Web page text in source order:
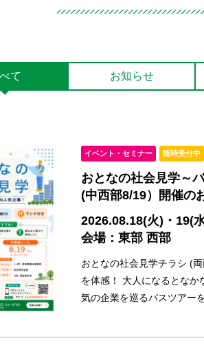
て お知らせ
イベント・セミナー 随時受付中
おとなの社会見学～
(中西部8/19）開催の
2026.08.18(火)・19(
会場：東部 西部
おとなの社会見学チラシ (
を体感！ 大人になるとな
気の企業を巡るバスツアー